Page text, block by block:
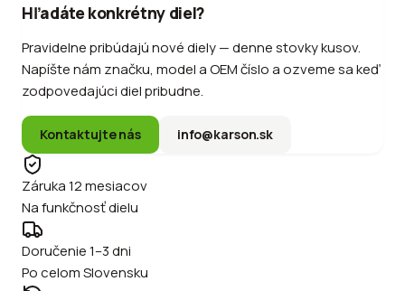
Hľadáte konkrétny diel?
Pravidelne pribúdajú nové diely — denne stovky kusov.
Napíšte nám značku, model a OEM číslo a ozveme sa keď
zodpovedajúci diel pribudne.
Kontaktujte nás info@karson.sk
Záruka 12 mesiacov
Na funkčnosť dielu
Doručenie 1–3 dni
Po celom Slovensku